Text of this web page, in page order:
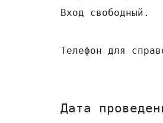
Вход свободный.
Телефон для
Дата